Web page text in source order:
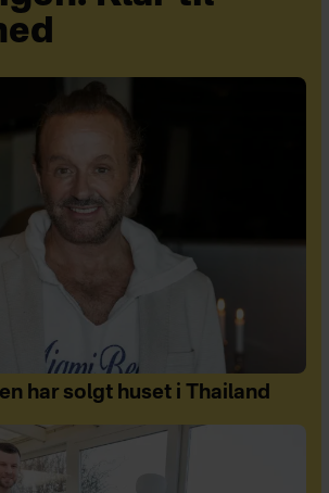
har solgt huset i Thailand